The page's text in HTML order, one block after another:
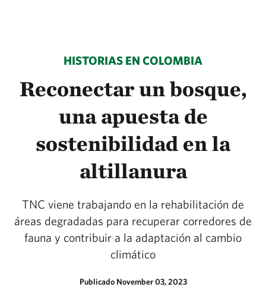
HISTORIAS EN COLOMBIA
Reconectar un bosque,
una apuesta de
sostenibilidad en la
altillanura
TNC viene trabajando en la rehabilitación de
áreas degradadas para recuperar corredores de
fauna y contribuir a la adaptación al cambio
climático
Publicado November 03, 2023